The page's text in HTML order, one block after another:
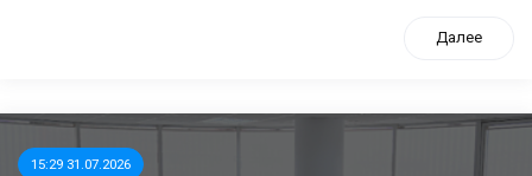
Далее
15:29 31.07.2026